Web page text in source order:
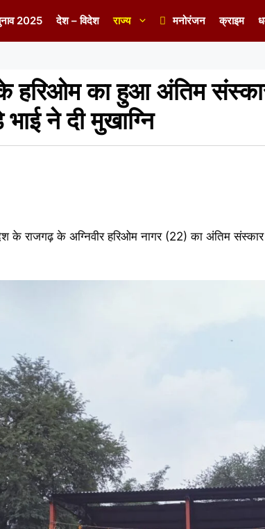
2025 देश – विदेश राज्य मनोरंजन क्राइम
का हुआ अंतिम
ने दी मुखाग्नि
राजगढ़ के अग्निवीर हरिओम नागर (22) का अंतिम संस्कार